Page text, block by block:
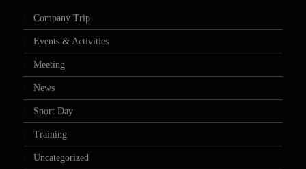
Company Trip
Events & Activities
Meeting
News
Sport Day
Training
Uncategorized